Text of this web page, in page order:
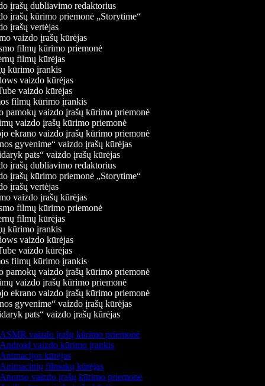
įrašų dubliavimo redaktorius
įrašų kūrimo priemonė „Storytime“
įrašų vertėjas
vaizdo įrašų kūrėjas
filmų kūrimo priemonė
filmų kūrėjas
kūrimo įrankis
vaizdo kūrėjas
vaizdo kūrėjas
filmų kūrimo įrankis
vaizdo įrašų kūrimo priemonė
vaizdo įrašų kūrimo priemonė
ekrano vaizdo įrašų kūrimo priemonė
gyvenime“ vaizdo įrašų kūrėjas
pats“ vaizdo įrašų kūrėjas
įrašų dubliavimo redaktorius
įrašų kūrimo priemonė „Storytime“
įrašų vertėjas
vaizdo įrašų kūrėjas
filmų kūrimo priemonė
filmų kūrėjas
kūrimo įrankis
vaizdo kūrėjas
vaizdo kūrėjas
filmų kūrimo įrankis
vaizdo įrašų kūrimo priemonė
vaizdo įrašų kūrimo priemonė
ekrano vaizdo įrašų kūrimo priemonė
gyvenime“ vaizdo įrašų kūrėjas
pats“ vaizdo įrašų kūrėjas
vaizdo įrašų kūrimo priemonė
vaizdo kūrimo įrankis
kūrėjas
filmukų kūrėjas
vaizdo įrašų kūrimo priemonė